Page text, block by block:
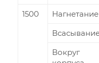
1500 Нагнетание
Вокруг